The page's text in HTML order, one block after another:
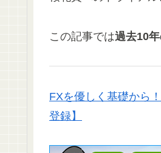
この記事では過去10
FXを優しく基礎から
登録】